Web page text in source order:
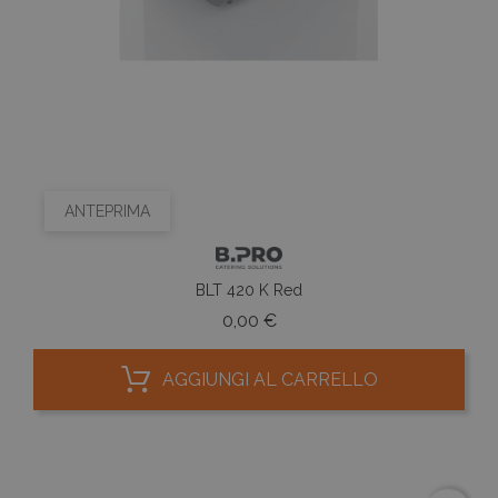
ANTEPRIMA
BLT 420 K Red
0,00 €Prezzo
AGGIUNGI AL CARRELLO